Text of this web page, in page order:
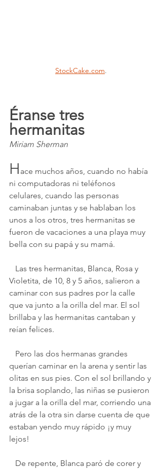
StockCake.com.
Éranse tres
hermanitas
Miriam Sherman
H ace muchos años, cuando no había
ni computadoras ni teléfonos
celulares, cuando las personas
caminaban juntas y se hablaban los
unos a los otros, tres hermanitas se
fueron de vacaciones a una playa muy
bella con su papá y su mamá.
Violetita, de 10, 8 y 5 años, salieron a
caminar con sus padres por la calle
que va junto a la orilla del mar. El sol
brillaba y las hermanitas cantaban y
reían felices.
querían caminar en la arena y sentir las
olitas en sus pies. Con el sol brillando y
la brisa soplando, las niñas se pusieron
a jugar a la orilla del mar, corriendo una
atrás de la otra sin darse cuenta de que
estaban yendo muy rápido ¡y muy
lejos!